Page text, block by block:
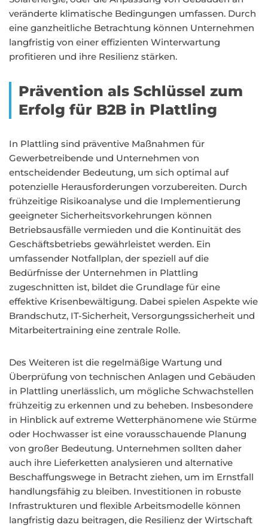
veränderte klimatische Bedingungen umfassen. Durch
eine ganzheitliche Betrachtung können Unternehmen
langfristig von einer effizienten Winterwartung
profitieren und ihre Resilienz stärken.
Prävention als Schlüssel zum
Erfolg für B2B in Plattling
In Plattling sind präventive Maßnahmen für
Gewerbetreibende und Unternehmen von
entscheidender Bedeutung, um sich optimal auf
potenzielle Herausforderungen vorzubereiten. Durch
frühzeitige Risikoanalyse und die Implementierung
geeigneter Sicherheitsvorkehrungen können
Betriebsausfälle vermieden und die Kontinuität des
Geschäftsbetriebs gewährleistet werden. Ein
umfassender Notfallplan, der speziell auf die
Bedürfnisse der Unternehmen in Plattling
zugeschnitten ist, bildet die Grundlage für eine
effektive Krisenbewältigung. Dabei spielen Aspekte wie
Brandschutz, IT-Sicherheit, Versorgungssicherheit und
Mitarbeitertraining eine zentrale Rolle.
Des Weiteren ist die regelmäßige Wartung und
Überprüfung von technischen Anlagen und Gebäuden
in Plattling unerlässlich, um mögliche Schwachstellen
frühzeitig zu erkennen und zu beheben. Insbesondere
in Hinblick auf extreme Wetterphänomene wie Stürme
oder Hochwasser ist eine vorausschauende Planung
von großer Bedeutung. Unternehmen sollten daher
auch ihre Lieferketten analysieren und alternative
Beschaffungswege in Betracht ziehen, um im Ernstfall
handlungsfähig zu bleiben. Investitionen in robuste
Infrastrukturen und flexible Arbeitsmodelle können
langfristig dazu beitragen, die Resilienz der Wirtschaft